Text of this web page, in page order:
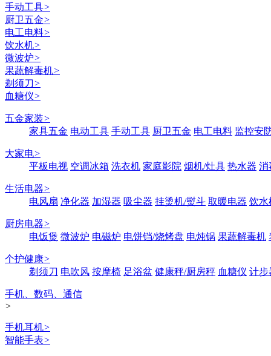
手动工具>
厨卫五金>
电工电料>
饮水机>
微波炉>
果蔬解毒机>
剃须刀>
血糖仪>
五金家装>
家具五金 电动工具 手动工具 厨卫五金 电工电料 监控安
大家电>
平板电视 空调冰箱 洗衣机 家庭影院 烟机/灶具 热水器 消
生活电器>
电风扇 净化器 加湿器 吸尘器 挂烫机/熨斗 取暖电器 饮水
厨房电器>
电饭煲 微波炉 电磁炉 电饼铛/烧烤盘 电炖锅 果蔬解毒机
个护健康>
剃须刀 电吹风 按摩椅 足浴盆 健康秤/厨房秤 血糖仪 计步
手机、数码、通信
>
手机耳机>
智能手表>